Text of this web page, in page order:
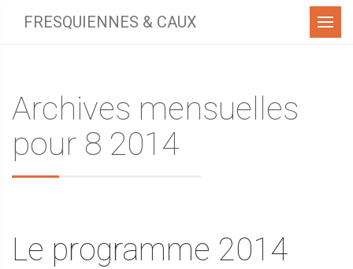
FRESQUIENNES & CAUX Menu
Archives mensuelles
pour 8 2014
Le programme 2014